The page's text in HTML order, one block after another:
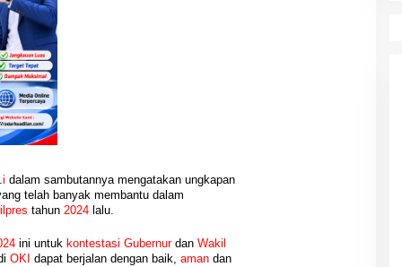
.i dalam sambutannya mengatakan ungkapan
telah banyak membantu dalam
tahun 2024lalu.
ini untuk kontestasi Gubernurdan Wakil
OKI dapat berjalan dengan baik, amandan
Muba
Siap Jadi
Daerah
PEMERINTAHAN,
| 04/08/2026
PWI Sumsel Tindak Lanjut
Ditunjuk Pimpin PWI OKU Selatan
Siapkan Konferkap IV
Di Berita, OKU Selatan, Palembang, PENDIDIKAN,
PERS, PWI, Sumatera Selatan